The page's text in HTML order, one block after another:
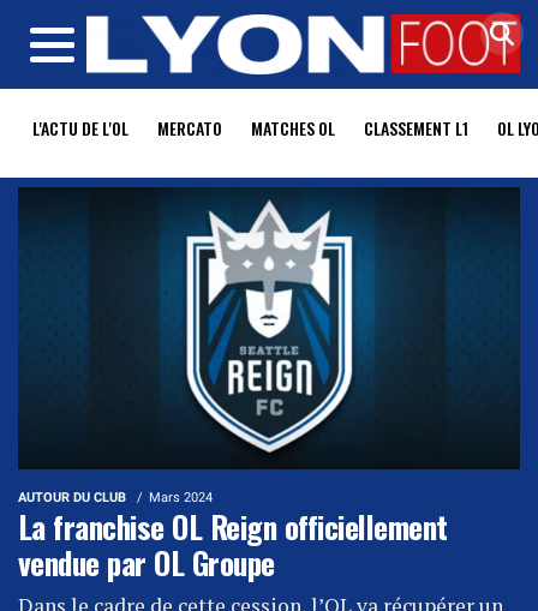
MENU
L'ACTU DE L'OL MERCATO MATCHES OL CLASSEMENT L1 OL
AUTOUR DU CLUB Mars 2024
La franchise OL Reign officiellement
vendue par OL Groupe
Dans le cadre de cette cession, l’OL va récupérer un